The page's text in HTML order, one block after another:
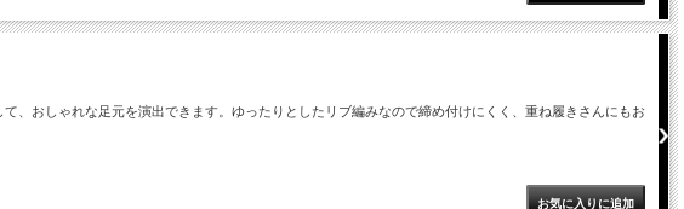
、おしゃれな足元を演出できます。ゆったりとしたリブ編みなので締め付けにくく、重ね履きさんにもお